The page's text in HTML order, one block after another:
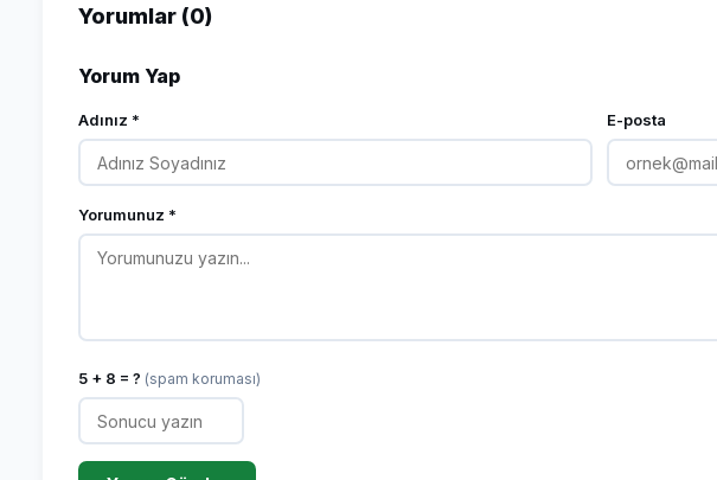
Yorumlar (0)
Yorum Yap
Adınız * E-posta
Yorumunuz *
5 + 8 = ? (spam koruması)